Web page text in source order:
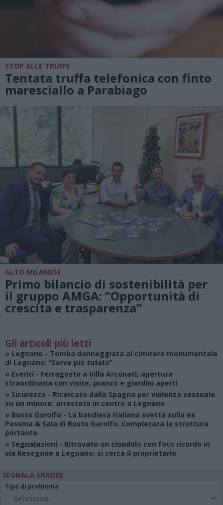
STOP ALLE TRUFFE
Tentata truffa telefonica con finto
maresciallo a Parabiago
ALTO MILANESE
Primo bilancio di sostenibilità per
il gruppo AMGA: “Opportunità di
crescita e trasparenza”
Gli articoli più letti
» Legnano - Tomba danneggiata al cimitero monumentale
di Legnano: “Serve più tutela”
» Eventi - Ferragosto a Villa Arconati, apertura
straordinaria con visite, pranzo e giardini aperti
» Sicurezza - Ricercato dalla Spagna per violenza sessuale
su un minore: arrestato in centro a Legnano
» Busto Garolfo - La bandiera italiana svetta sulla ex
Pessina & Sala di Busto Garolfo. Completata la struttura
portante
» Segnalazioni - Ritrovato un ciondolo con foto ricordo in
via Resegone a Legnano: si cerca il proprietario
SEGNALA ERRORE
Tipo di problema